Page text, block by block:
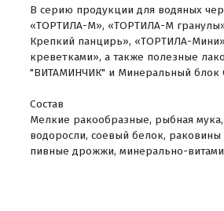
В серию продукции для водяных
«ТОРТИЛА-М», «ТОРТИЛА-М
Крепкий панцирь», «ТОРТИЛА-
креветками», а также полезные
"ВИТАМИНЧИК" и Минеральный блок
Состав
Мелкие ракообразные, рыбная
водоросли, соевый белок,
пивные дрожжи, минерально-